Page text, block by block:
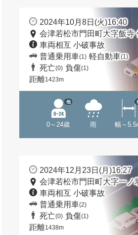
2024年10月8日(火)16:40
会津若松市門田町大字飯寺
車両相互 小破事故
普通乗用車(1) 軽自動車(1)
死亡(0) 負傷(1)
距離1423m
0～24歳
他
雨 幅～
2024年12月23日(月)16:27
会津若松市門田町大字一ノ
車両相互 小破事故
普通乗用車(2)
死亡(0) 負傷(1)
距離1438m